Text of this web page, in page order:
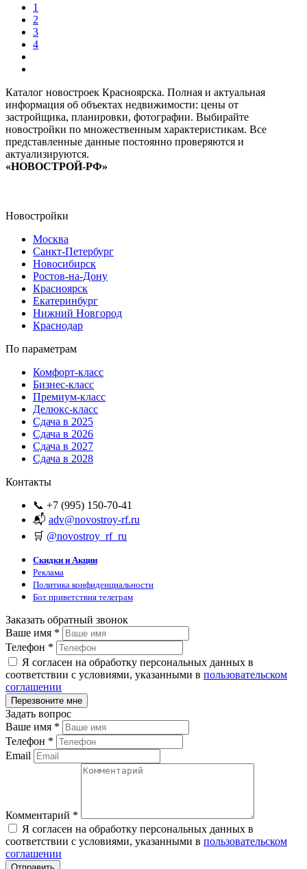
1
2
3
4
Каталог новостроек Красноярска. Полная и актуальная
информация об объектах недвижимости: цены от
застройщика, планировки, фотографии. Выбирайте
новостройки по множественным характеристикам. Все
представленные данные постоянно проверяются и
актуализируются.
«НОВОСТРОЙ-РФ»
Новостройки
Москва
Санкт-Петербург
Новосибирск
Ростов-на-Дону
Красноярск
Екатеринбург
Нижний Новгород
Краснодар
По параметрам
Комфорт-класс
Бизнес-класс
Премиум-класс
Делюкс-класс
Сдача в 2025
Сдача в 2026
Сдача в 2027
Сдача в 2028
Контакты
📞 +7 (995) 150-70-41
📬 adv@novostroy-rf.ru
🛒 @novostroy_rf_ru
Скидки и Акции
Реклама
Политика конфиденциальности
Бот приветствия телеграм
Заказать обратный звонок
Ваше имя *
Телефон *
Я согласен на обработку персональных данных в
соответствии с условиями, указанными в пользовательском
соглашении
Задать вопрос
Ваше имя *
Телефон *
Email
Комментарий *
Я согласен на обработку персональных данных в
соответствии с условиями, указанными в пользовательском
соглашении